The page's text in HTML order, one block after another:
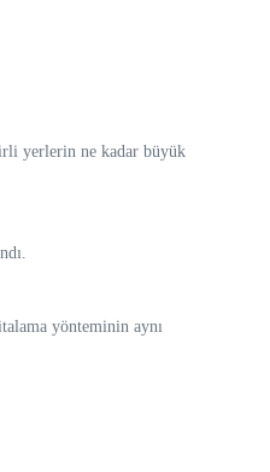
yerlerin ne kadar büyük
yönteminin aynı